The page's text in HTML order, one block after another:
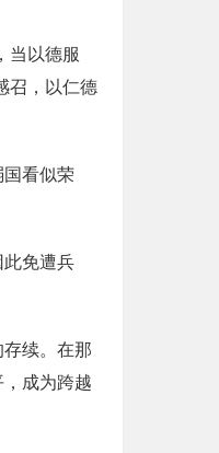
当以德服
召，以仁德
国看似荣
此免遭兵
续。在那
成为跨越